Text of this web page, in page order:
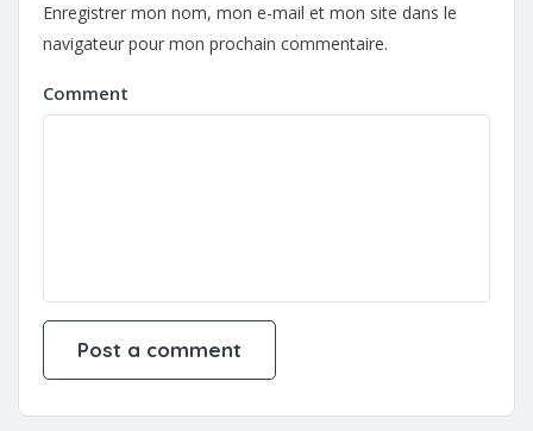
Enregistrer mon nom, mon e-mail et mon site dans le
navigateur pour mon prochain commentaire.
Comment